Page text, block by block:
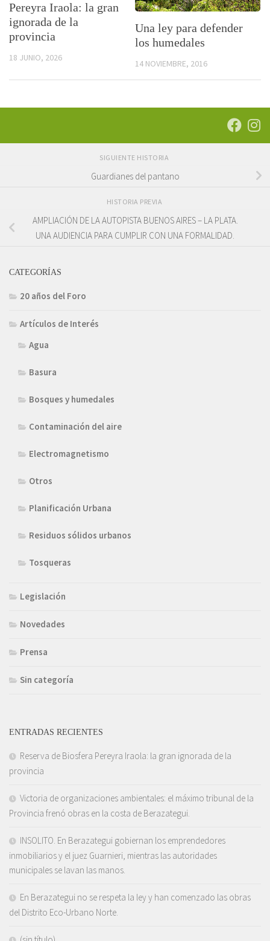
Pereyra Iraola: la gran
ignorada de la
provincia
18 JUNIO, 2026
Una ley para defender
los humedales
14 NOVIEMBRE, 2016
SIGUIENTE HISTORIA
Guardianes del pantano
HISTORIA PREVIA
AMPLIACIÓN DE LA AUTOPISTA BUENOS AIRES – LA PLATA.
UNA AUDIENCIA PARA CUMPLIR CON UNA FORMALIDAD.
CATEGORÍAS
20 años del Foro
Artículos de Interés
Agua
Basura
Bosques y humedales
Contaminación del aire
Electromagnetismo
Otros
Planificación Urbana
Residuos sólidos urbanos
Tosqueras
Legislación
Novedades
Prensa
Sin categoría
ENTRADAS RECIENTES
Reserva de Biosfera Pereyra Iraola: la gran ignorada de la
provincia
Victoria de organizaciones ambientales: el máximo tribunal de la
Provincia frenó obras en la costa de Berazategui.
INSOLITO. En Berazategui gobiernan los emprendedores
inmobiliarios y el juez Guarnieri, mientras las autoridades
municipales se lavan las manos.
En Berazategui no se respeta la ley y han comenzado las obras
del Distrito Eco-Urbano Norte.